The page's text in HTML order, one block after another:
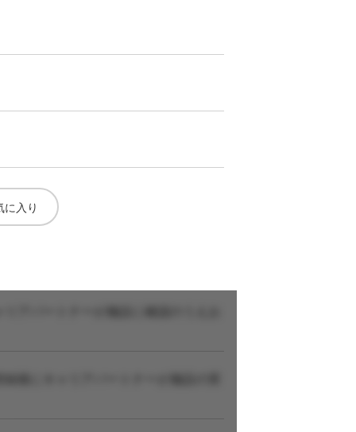
に入り
アパートナーが施設に確認のうえお
後にキャリアパートナーが施設の実